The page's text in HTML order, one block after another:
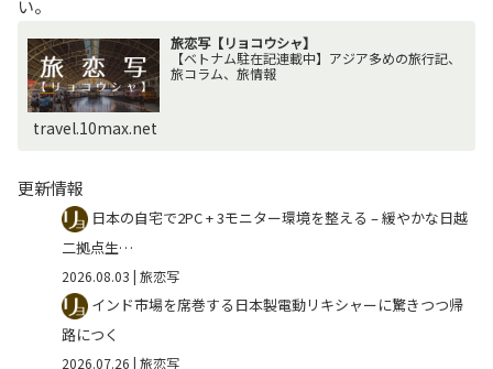
い。
旅恋写【リョコウシャ】
【ベトナム駐在記連載中】アジア多めの旅行記、
旅コラム、旅情報
travel.10max.net
更新情報
日本の自宅で2PC + 3モニター環境を整える – 緩やかな日越
二拠点生…
2026.08.03 | 旅恋写
インド市場を席巻する日本製電動リキシャーに驚きつつ帰
路につく
2026.07.26 | 旅恋写